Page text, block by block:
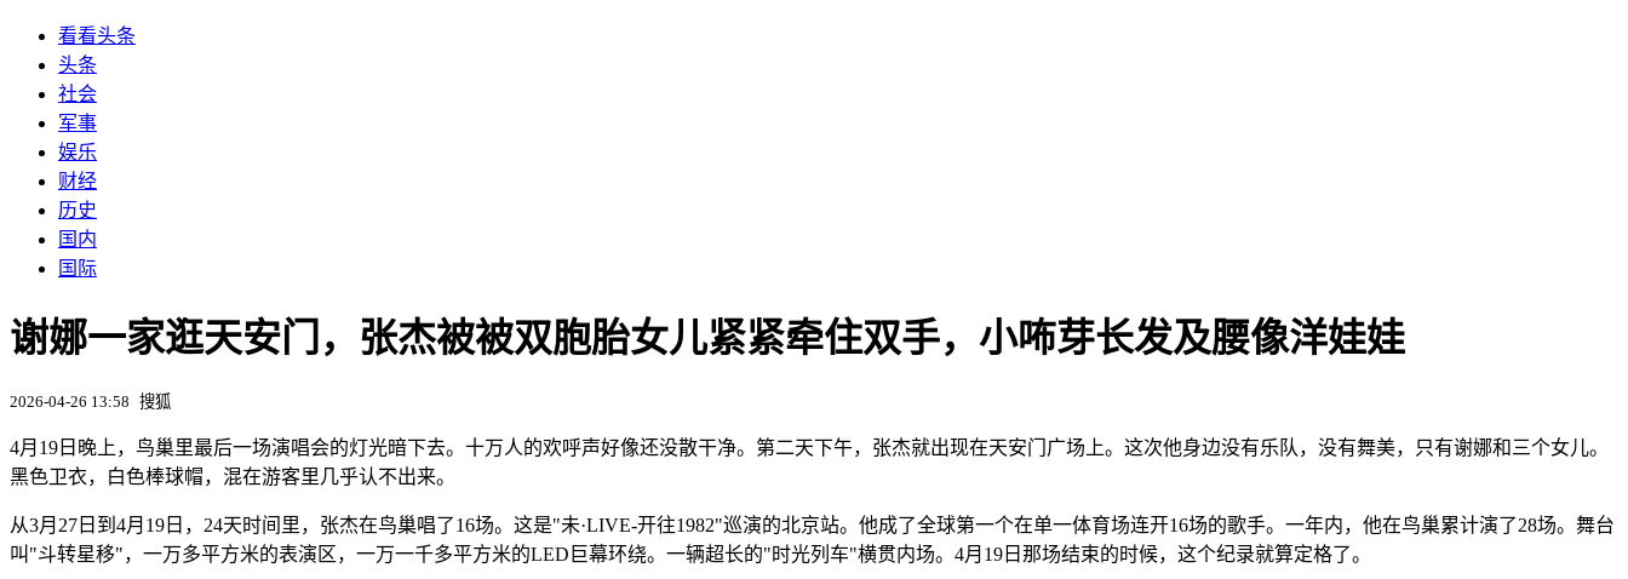
看看头条
头条
社会
军事
娱乐
财经
历史
国内
国际
谢娜一家逛天安门，张杰被被双胞胎女儿紧紧牵住双手，小咘芽长发及腰像洋娃娃
2026-04-26 13:58 搜狐
4月19日晚上，鸟巢里最后一场演唱会的灯光暗下去。十万人的欢呼声好像还没散干净。第二天下午，张杰就出现在天安门广场上。这次他身边没有乐队，没有舞美，只有谢娜和三个女儿。
黑色卫衣，白色棒球帽，混在游客里几乎认不出来。
从3月27日到4月19日，24天时间里，张杰在鸟巢唱了16场。这是"未·LIVE-开往1982"巡演的北京站。他成了全球第一个在单一体育场连开16场的歌手。一年内，他在鸟巢累计演了28场。舞台
叫"斗转星移"，一万多平方米的表演区，一万一千多平方米的LED巨幕环绕。一辆超长的"时光列车"横贯内场。4月19日那场结束的时候，这个纪录就算定格了。